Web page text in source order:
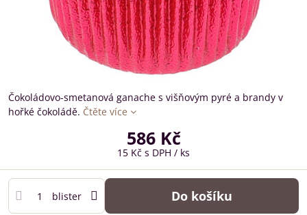
Čokoládovo-smetanová ganache s višňovým pyré a brandy v
hořké čokoládě. Čtěte více
586 Kč
15 Kč s DPH / ks
blister Do košíku